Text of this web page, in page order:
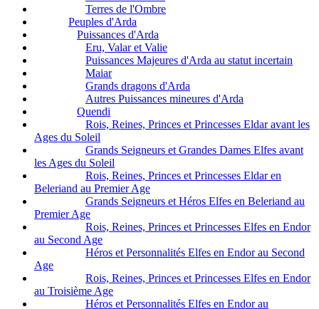
Terres de l'Ombre
Peuples d'Arda
Puissances d'Arda
Eru, Valar et Valie
Puissances Majeures d'Arda au statut incertain
Maiar
Grands dragons d'Arda
Autres Puissances mineures d'Arda
Quendi
Rois, Reines, Princes et Princesses Eldar avant les
Ages du Soleil
Grands Seigneurs et Grandes Dames Elfes avant
les Ages du Soleil
Rois, Reines, Princes et Princesses Eldar en
Beleriand au Premier Age
Grands Seigneurs et Héros Elfes en Beleriand au
Premier Age
Rois, Reines, Princes et Princesses Elfes en Endor
au Second Age
Héros et Personnalités Elfes en Endor au Second
Age
Rois, Reines, Princes et Princesses Elfes en Endor
au Troisième Age
Héros et Personnalités Elfes en Endor au